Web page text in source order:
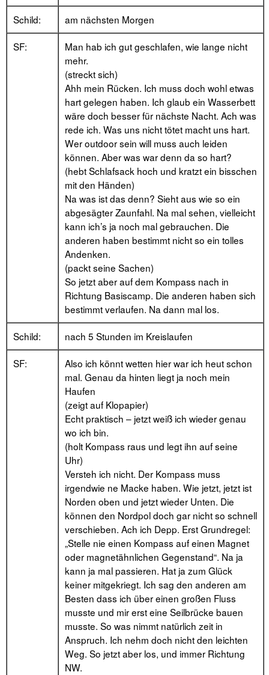
Schild: am nächsten Morgen
SF:
Man hab ich gut geschlafen, wie lange nicht
mehr.
(streckt sich)
Ahh mein Rücken. Ich muss doch wohl etwas
hart gelegen haben. Ich glaub ein Wasserbett
wäre doch besser für nächste Nacht. Ach was
rede ich. Was uns nicht tötet macht uns hart.
Wer outdoor sein will muss auch leiden
können. Aber was war denn da so hart?
(hebt Schlafsack hoch und kratzt ein bisschen
mit den Händen)
Na was ist das denn? Sieht aus wie so ein
abgesägter Zaunfahl. Na mal sehen, vielleicht
kann ich’s ja noch mal gebrauchen. Die
anderen haben bestimmt nicht so ein tolles
Andenken.
(packt seine Sachen)
So jetzt aber auf dem Kompass nach in
Richtung Basiscamp. Die anderen haben sich
bestimmt verlaufen. Na dann mal los.
Schild: nach 5 Stunden im Kreislaufen
SF:
Also ich könnt wetten hier war ich heut schon
mal. Genau da hinten liegt ja noch mein
Haufen
(zeigt auf Klopapier)
Echt praktisch – jetzt weiß ich wieder genau
wo ich bin.
(holt Kompass raus und legt ihn auf seine
Uhr)
Versteh ich nicht. Der Kompass muss
irgendwie ne Macke haben. Wie jetzt, jetzt ist
Norden oben und jetzt wieder Unten. Die
können den Nordpol doch gar nicht so schnell
verschieben. Ach ich Depp. Erst Grundregel:
„Stelle nie einen Kompass auf einen Magnet
oder magnetähnlichen Gegenstand“. Na ja
kann ja mal passieren. Hat ja zum Glück
keiner mitgekriegt. Ich sag den anderen am
Besten dass ich über einen großen Fluss
musste und mir erst eine Seilbrücke bauen
musste. So was nimmt natürlich zeit in
Anspruch. Ich nehm doch nicht den leichten
Weg. So jetzt aber los, und immer Richtung
NW.